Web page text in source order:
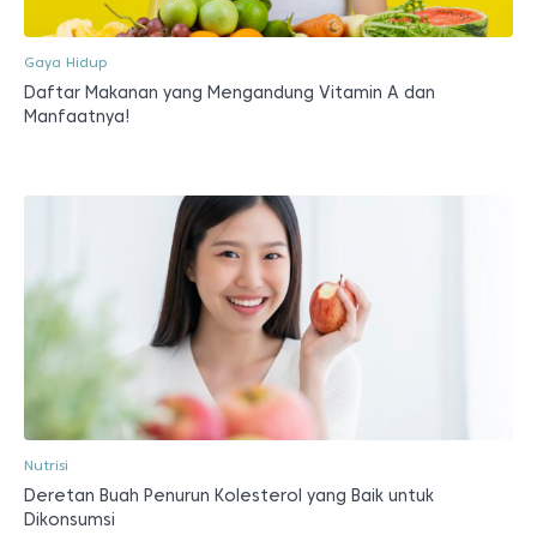
Gaya Hidup
Daftar Makanan yang Mengandung Vitamin A dan
Manfaatnya!
Nutrisi
Deretan Buah Penurun Kolesterol yang Baik untuk
Dikonsumsi